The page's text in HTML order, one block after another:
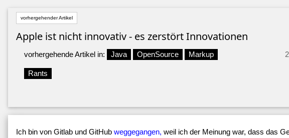
vorhergehender Artikel
Apple ist nicht innovativ - es zerstört Innovationen
vorhergehende Artikel in: Java OpenSource Markup
Rants
Ich bin von Gitlab und GitHub weggegangen, weil ich der Meinung war, dass das